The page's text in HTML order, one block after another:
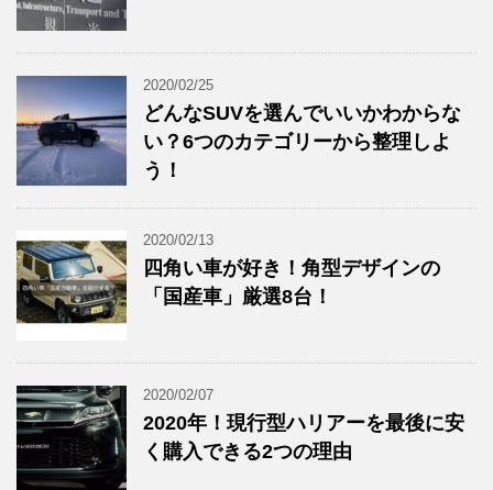
2020/02/25
どんなSUVを選んでいいかわからな
い？6つのカテゴリーから整理しよ
う！
2020/02/13
四角い車が好き！角型デザインの
「国産車」厳選8台！
2020/02/07
2020年！現行型ハリアーを最後に安
く購入できる2つの理由